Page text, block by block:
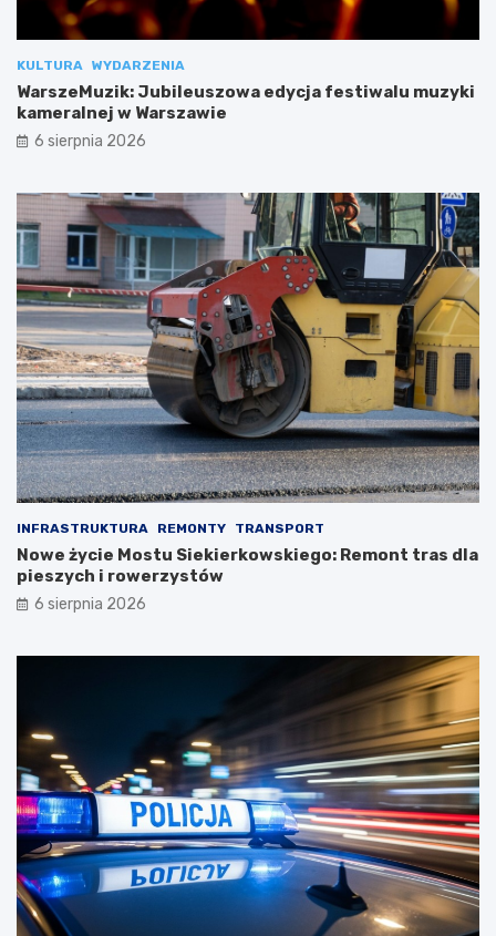
KULTURA WYDARZENIA
WarszeMuzik: Jubileuszowa edycja festiwalu muzyki
kameralnej w Warszawie
6 sierpnia 2026
INFRASTRUKTURA REMONTY TRANSPORT
Nowe życie Mostu Siekierkowskiego: Remont tras dla
pieszych i rowerzystów
6 sierpnia 2026